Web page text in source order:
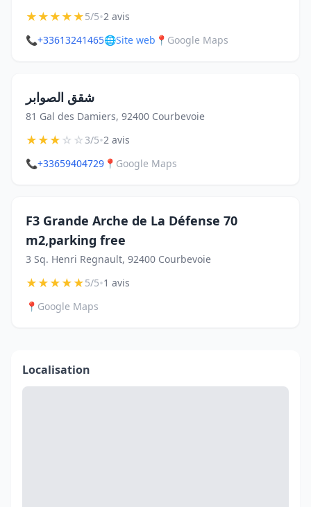
★★★★★5/5•2 avis
📞+33613241465🌐Site web 📍 Google Maps
شقق الصوابر
81 Gal des Damiers, 92400 Courbevoie
★★★☆☆3/5•2 avis
📞+33659404729 📍 Google Maps
F3 Grande Arche de La Défense 70
m2,parking free
3 Sq. Henri Regnault, 92400 Courbevoie
★★★★★5/5•1 avis
📍 Google Maps
Localisation